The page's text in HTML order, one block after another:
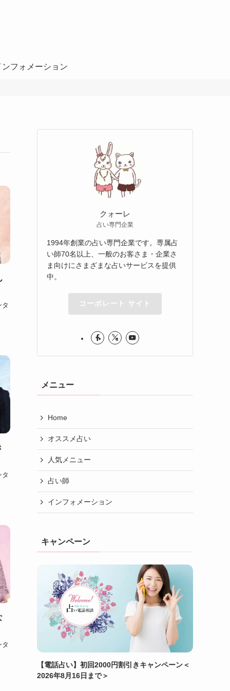
ンフォメーション
クォーレ
占い専門企業
1994年創業の占い専門企業です。専属占
い師70名以上、一般のお客さま・企業さ
ま向けにさまざまな占いサービスを提供
中。
コーポレート サイト
メニュー
Home
オススメ占い
人気メニュー
占い師
インフォメーション
キャンペーン
【電話占い】初回2000円割引きキャンペーン＜
2026年8月16日まで＞